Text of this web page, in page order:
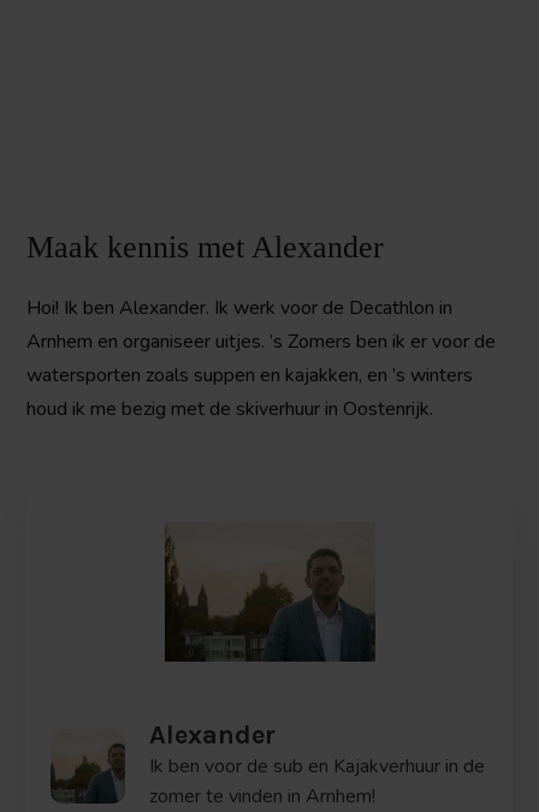
Maak kennis met Alexander
Hoi! Ik ben Alexander. Ik werk voor de Decathlon in
Arnhem en organiseer uitjes. ’s Zomers ben ik er voor de
watersporten zoals suppen en kajakken, en ’s winters
houd ik me bezig met de skiverhuur in Oostenrijk.
Alexander
Ik ben voor de sub en Kajakverhuur in de
zomer te vinden in Arnhem!